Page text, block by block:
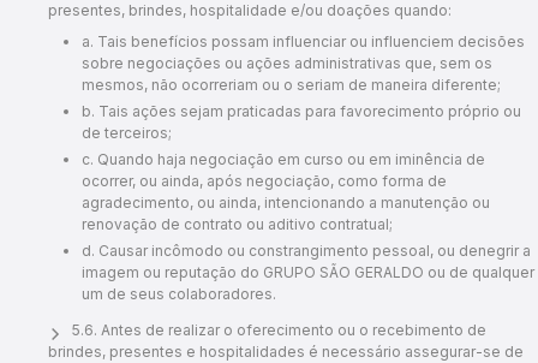
presentes, brindes, hospitalidade e/ou doações quando:
a. Tais benefícios possam influenciar ou influenciem decisões
sobre negociações ou ações administrativas que, sem os
mesmos, não ocorreriam ou o seriam de maneira diferente;
b. Tais ações sejam praticadas para favorecimento próprio ou
de terceiros;
c. Quando haja negociação em curso ou em iminência de
ocorrer, ou ainda, após negociação, como forma de
agradecimento, ou ainda, intencionando a manutenção ou
renovação de contrato ou aditivo contratual;
d. Causar incômodo ou constrangimento pessoal, ou denegrir a
imagem ou reputação do GRUPO SÃO GERALDO ou de qualquer
um de seus colaboradores.
5.6. Antes de realizar o oferecimento ou o recebimento de
brindes, presentes e hospitalidades é necessário assegurar-se de